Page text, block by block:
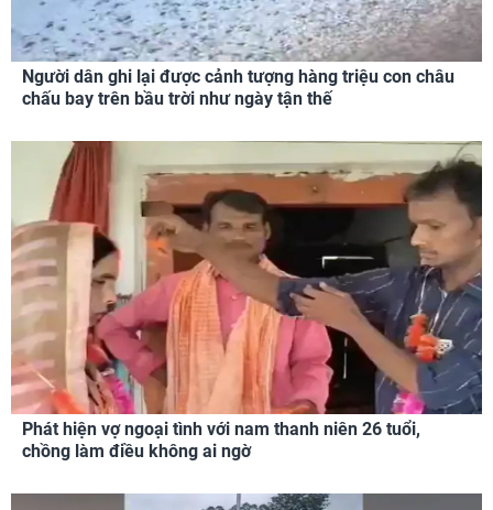
Người dân ghi lại được cảnh tượng hàng triệu con châu
chấu bay trên bầu trời như ngày tận thế
Phát hiện vợ ngoại tình với nam thanh niên 26 tuổi,
chồng làm điều không ai ngờ